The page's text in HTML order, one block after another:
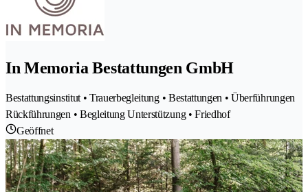
In Memoria Bestattungen GmbH
Bestattungsinstitut • Trauerbegleitung • Bestattungen • Überführungen
Rückführungen • Begleitung Unterstützung • Friedhof
Geöffnet